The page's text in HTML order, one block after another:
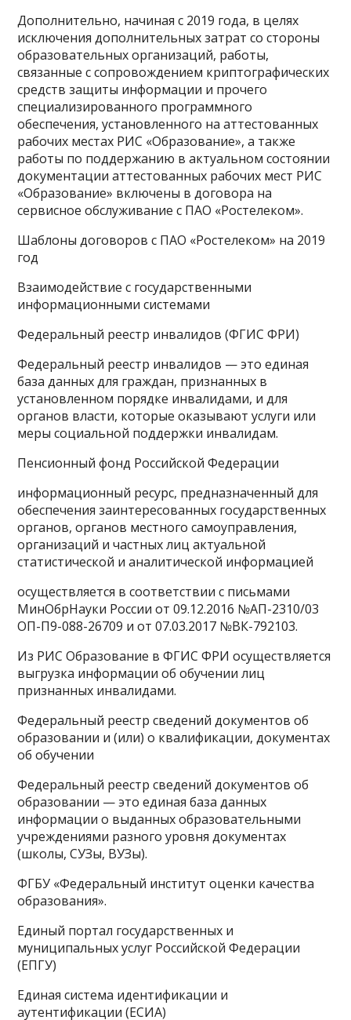
Дополнительно, начиная с 2019 года, в целях
исключения дополнительных затрат со стороны
образовательных организаций, работы,
связанные с сопровождением криптографических
средств защиты информации и прочего
специализированного программного
обеспечения, установленного на аттестованных
рабочих местах РИС «Образование», а также
работы по поддержанию в актуальном состоянии
документации аттестованных рабочих мест РИС
«Образование» включены в договора на
сервисное обслуживание с ПАО «Ростелеком».
Шаблоны договоров с ПАО «Ростелеком» на 2019
год
Взаимодействие с государственными
информационными системами
Федеральный реестр инвалидов (ФГИС ФРИ)
Федеральный реестр инвалидов — это единая
база данных для граждан, признанных в
установленном порядке инвалидами, и для
органов власти, которые оказывают услуги или
меры социальной поддержки инвалидам.
Пенсионный фонд Российской Федерации
информационный ресурс, предназначенный для
обеспечения заинтересованных государственных
органов, органов местного самоуправления,
организаций и частных лиц актуальной
статистической и аналитической информацией
осуществляется в соответствии с письмами
МинОбрНауки России от 09.12.2016 №АП-2310/03
ОП-П9-088-26709 и от 07.03.2017 №ВК-792103.
Из РИС Образование в ФГИС ФРИ осуществляется
выгрузка информации об обучении лиц
признанных инвалидами.
Федеральный реестр сведений документов об
образовании и (или) о квалификации, документах
об обучении
Федеральный реестр сведений документов об
образовании — это единая база данных
информации о выданных образовательными
учреждениями разного уровня документах
(школы, СУЗы, ВУЗы).
ФГБУ «Федеральный институт оценки качества
образования».
Единый портал государственных и
муниципальных услуг Российской Федерации
(ЕПГУ)
Единая система идентификации и
аутентификации (ЕСИА)